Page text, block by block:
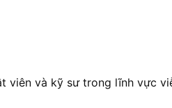
viên và kỹ sư trong lĩnh vực